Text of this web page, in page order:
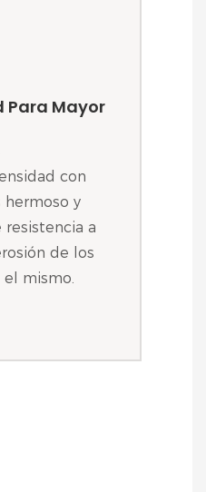
Para Mayor
con
y
a
de los
mismo.